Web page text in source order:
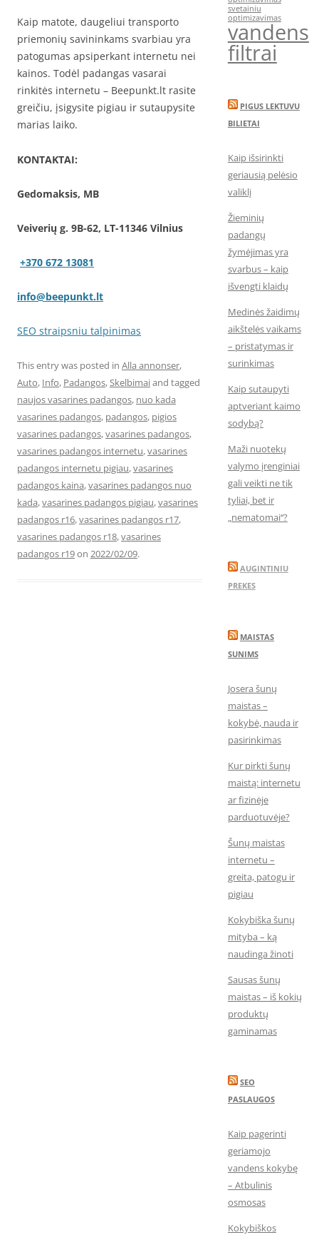
Kaip matote, daugeliui transporto
priemonių savininkams svarbiau yra
patogumas apsiperkant internetu nei
kainos. Todėl padangas vasarai
rinkitės internetu – Beepunkt.lt rasite
greičiu, įsigysite pigiau ir sutaupysite
marias laiko.
KONTAKTAI:
Gedomaksis, MB
Veiverių g. 9B-62, LT-11346 Vilnius
+370 672 13081
info@beepunkt.lt
SEO straipsniu talpinimas
This entry was posted in Alla annonser,
Auto, Info, Padangos,Skelbimaiand tagged
naujos vasarines padangos, nuo kada
vasarines padangos, padangos, pigios
vasarines padangos,vasarines padangos,
vasarines padangos internetu,vasarines
padangos internetu pigiau,vasarines
padangos kaina,vasarines padangos nuo
kada,vasarines padangos pigiau,vasarines
padangos r16,vasarines padangos r17,
vasarines padangos r18,vasarines
padangos r19on 2022/02/09.
svetainiu
optimizavimas
vandens
filtrai
PIGUS LEKTUVU
BILIETAI
Kaip išsirinkti
geriausią pelėsio
valiklį
Žieminių
padangų
žymėjimas yra
svarbus – kaip
išvengti klaidų
Medinės žaidimų
aikštelės vaikams
– pristatymas ir
surinkimas
Kaip sutaupyti
aptveriant kaimo
sodybą?
Maži nuotekų
valymo įrenginiai
gali veikti ne tik
tyliai, bet ir
„nematomai‘‘?
AUGINTINIU
PREKES
MAISTAS
SUNIMS
Josera šunų
maistas –
kokybė, nauda ir
pasirinkimas
Kur pirkti šunų
maistą: internetu
ar fizinėje
parduotuvėje?
Šunų maistas
internetu –
greita, patogu ir
pigiau
Kokybiška šunų
mityba – ką
naudinga žinoti
Sausas šunų
maistas – iš kokių
produktų
gaminamas
SEO
PASLAUGOS
Kaip pagerinti
geriamojo
vandens kokybę
– Atbulinis
osmosas
Kokybiškos